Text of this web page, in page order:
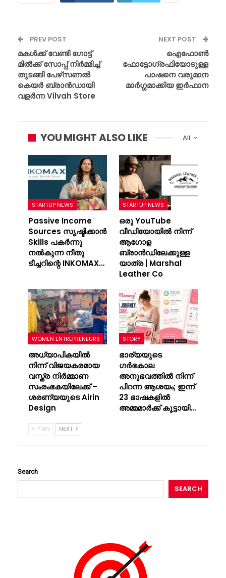
PREV POST
മകൾക്ക് വേണ്ടി ഗോട്ട്
മിൽക്ക് സോപ്പ് നിർമ്മിച്ച്
തുടങ്ങി പേഴ്‌സണൽ
കെയർ ബ്രാൻഡായി
വളർന്ന Vilvah Store
NEXT POST
ഐഫോൺ
ഫോട്ടോഗ്രഫിയോടുള്ള
പാഷനെ വരുമാന
മാർഗ്ഗമാക്കിയ ഇർഫാന
All
YOU MIGHT ALSO LIKE
STARTUP NEWS
Passive Income
Sources സൃഷ്ടിക്കാൻ
Skills പകർന്നു
നൽകുന്ന നീതു
ടീച്ചറിന്റെ INKOMAX…
STARTUP NEWS
ഒരു YouTube
വീഡിയോയിൽ നിന്ന്
ആഗോള
ബ്രാൻഡിലേക്കുള്ള
യാത്ര | Marshal
Leather Co
WOMEN ENTREPRENEURS
അധ്യാപികയിൽ
നിന്ന് വിജയകരമായ
വസ്ത്ര നിർമ്മാണ
സംരംഭകയിലേക്ക് –
ശരണ്യയുടെ Airin
Design
STORY
ഭാര്യയുടെ
ഗർഭകാല
അനുഭവത്തിൽ നിന്ന്
പിറന്ന ആശയം; ഇന്ന്
23 ഭാഷകളിൽ
അമ്മമാർക്ക് കൂട്ടായി…
PREV NEXT
Search
SEARCH